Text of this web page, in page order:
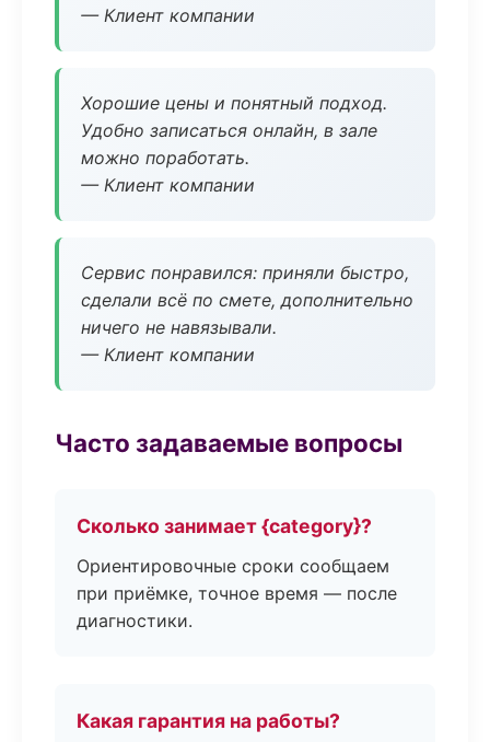
— Клиент компании
Хорошие цены и понятный подход.
Удобно записаться онлайн, в зале
можно поработать.
— Клиент компании
Сервис понравился: приняли быстро,
сделали всё по смете, дополнительно
ничего не навязывали.
— Клиент компании
Часто задаваемые вопросы
Сколько занимает {category}?
Ориентировочные сроки сообщаем
при приёмке, точное время — после
диагностики.
Какая гарантия на работы?